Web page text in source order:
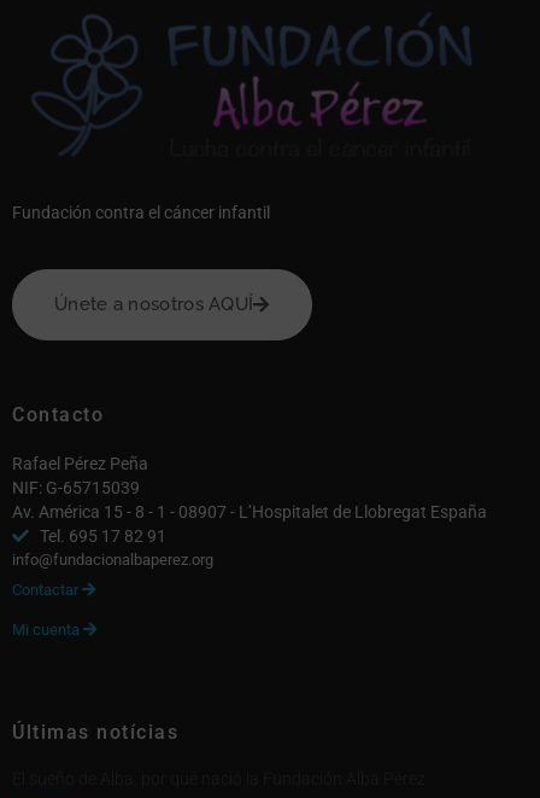
Fundación contra el cáncer infantil
Únete a nosotros AQUÍ
Contacto
Rafael Pérez Peña
NIF: G-65715039
Av. América 15 - 8 - 1 - 08907 - L’Hospitalet de Llobregat España
Tel. 695 17 82 91
info@fundacionalbaperez.org
Contactar 
Mi cuenta 
Últimas notícias